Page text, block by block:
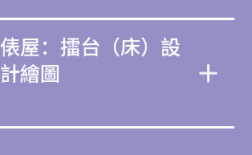
俵屋：擂台（床）設
計繪圖